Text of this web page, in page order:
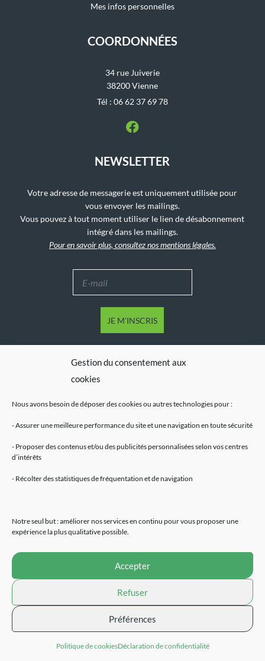
Gestion du consentement aux
cookies
Nous avons besoin de déposer des cookies ou autres technologies pour :
- Assurer une meilleure performance du site et une navigation en toute sécurité
- Proposer des contenus et/ou des publicités personnalisées selon vos centres
d’intérêts
- Récolter des statistiques de fréquentation et de navigation
Notre seul but : améliorer nos services en continu pour vous proposer une
expérience la plus qualitative possible.
Accepter
Refuser
Préférences
Politique de cookiesDéclaration de confidentialité
Mes infos personnelles
COORDONNÉES
34 rue Juiverie
38200 Vienne
Tél : 06 62 37 69 78
NEWSLETTER
Votre adresse de messagerie est uniquement utilisée pour
vous envoyer les mailings.
Vous pouvez à tout moment utiliser le lien de désabonnement
intégré dans les mailings.
Pour en savoir plus, consultez nos mentions légales.
Mentions légales
Huiles de CBD
Extraction CBD
Cosmétiques
Alimentation naturelle
Devenir revendeur
Contact
Site réalisé par